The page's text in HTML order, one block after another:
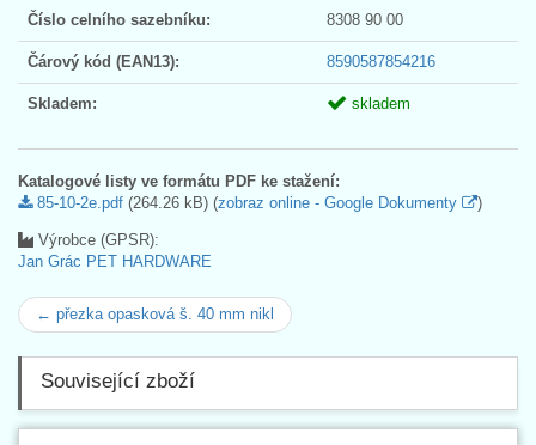
Číslo celního sazebníku: 8308 90 00
Čárový kód (EAN13): 8590587854216
Skladem: skladem
Katalogové listy ve formátu PDF ke stažení:
85-10-2e.pdf (264.26 kB) (zobraz online - Google Dokumenty )
Výrobce (GPSR):
Jan Grác PET HARDWARE
← přezka opasková š. 40 mm nikl
Související zboží